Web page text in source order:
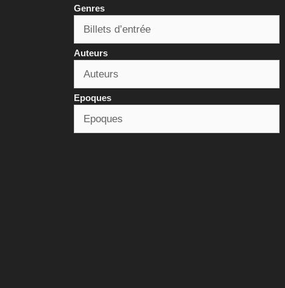
Genres
Auteurs
Epoques